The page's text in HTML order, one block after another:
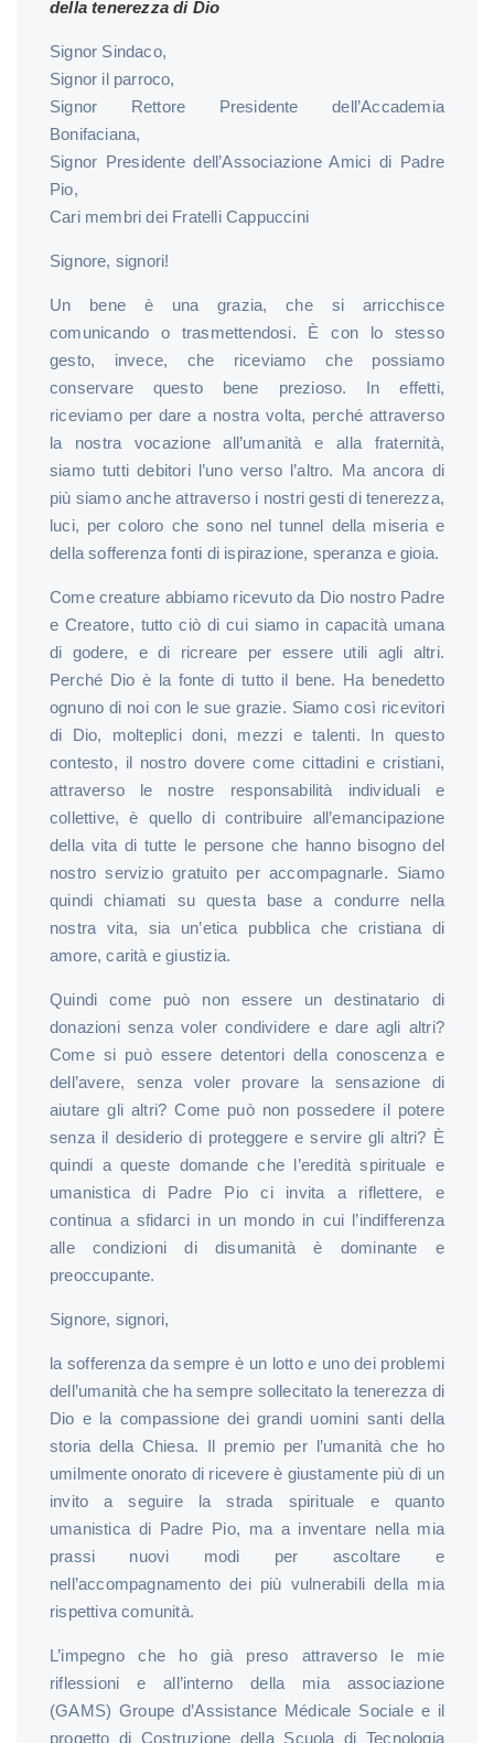
della tenerezza di Dio
Signor Sindaco,
Signor il parroco,
Signor Rettore Presidente dell’Accademia
Bonifaciana,
Signor Presidente dell’Associazione Amici di Padre
Pio,
Cari membri dei Fratelli Cappuccini
Signore, signori!
Un bene è una grazia, che si arricchisce
comunicando o trasmettendosi. È con lo stesso
gesto, invece, che riceviamo che possiamo
conservare questo bene prezioso. In effetti,
riceviamo per dare a nostra volta, perché attraverso
la nostra vocazione all’umanità e alla fraternità,
siamo tutti debitori l’uno verso l’altro. Ma ancora di
più siamo anche attraverso i nostri gesti di tenerezza,
luci, per coloro che sono nel tunnel della miseria e
della sofferenza fonti di ispirazione, speranza e gioia.
Come creature abbiamo ricevuto da Dio nostro Padre
e Creatore, tutto ciò di cui siamo in capacità umana
di godere, e di ricreare per essere utili agli altri.
Perché Dio è la fonte di tutto il bene. Ha benedetto
ognuno di noi con le sue grazie. Siamo così ricevitori
di Dio, molteplici doni, mezzi e talenti. In questo
contesto, il nostro dovere come cittadini e cristiani,
attraverso le nostre responsabilità individuali e
collettive, è quello di contribuire all’emancipazione
della vita di tutte le persone che hanno bisogno del
nostro servizio gratuito per accompagnarle. Siamo
quindi chiamati su questa base a condurre nella
nostra vita, sia un’etica pubblica che cristiana di
amore, carità e giustizia.
Quindi come può non essere un destinatario di
donazioni senza voler condividere e dare agli altri?
Come si può essere detentori della conoscenza e
dell’avere, senza voler provare la sensazione di
aiutare gli altri? Come può non possedere il potere
senza il desiderio di proteggere e servire gli altri? È
quindi a queste domande che l’eredità spirituale e
umanistica di Padre Pio ci invita a riflettere, e
continua a sfidarci in un mondo in cui l’indifferenza
alle condizioni di disumanità è dominante e
preoccupante.
Signore, signori,
la sofferenza da sempre è un lotto e uno dei problemi
dell’umanità che ha sempre sollecitato la tenerezza di
Dio e la compassione dei grandi uomini santi della
storia della Chiesa. Il premio per l’umanità che ho
umilmente onorato di ricevere è giustamente più di un
invito a seguire la strada spirituale e quanto
umanistica di Padre Pio, ma a inventare nella mia
prassi nuovi modi per ascoltare e
nell’accompagnamento dei più vulnerabili della mia
rispettiva comunità.
L’impegno che ho già preso attraverso le mie
riflessioni e all’interno della mia associazione
(GAMS) Groupe d’Assistance Médicale Sociale e il
progetto di Costruzione della Scuola di Tecnologia